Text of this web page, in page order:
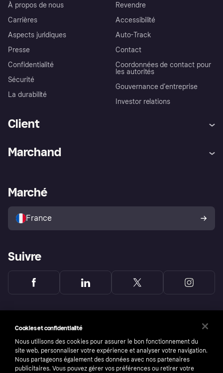
À propos de nous
Carrières
Aspects juridiques
Presse
Confidentialité
Sécurité
La durabilité
Revendre
Accessibilité
Auto-Track
Contact
Coordonnées de contact pour
les autorités
Gouvernance d’entreprise
Investor relations
Client
Explorez les magasins
Politique de protection de
l’acheteur Klarna
Marchand
Portail Marchand
Marché
France
Suivre
Cookies et confidentialité
Nous utilisons des cookies pour assurer le bon fonctionnement du
site web, personnaliser votre expérience et analyser votre navigation.
Nous partageons également des données avec nos partenaires
publicitaires. Vous pouvez gérer vos préférences ou retirer votre